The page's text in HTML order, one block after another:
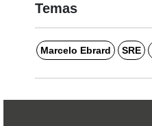
Temas
Marcelo Ebrard SRE